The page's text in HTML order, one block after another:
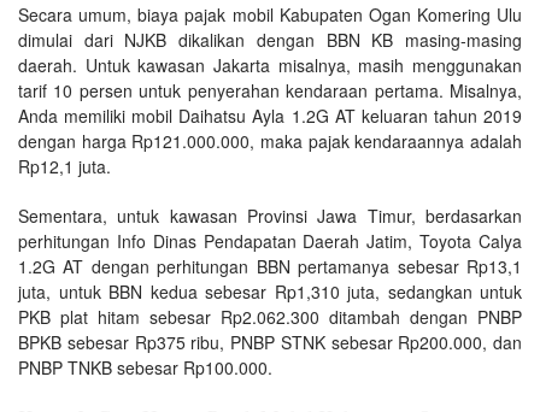
Secara umum, biaya pajak mobil Kabupaten Ogan Komering Ulu
dimulai dari NJKB dikalikan dengan BBN KB masing-masing
daerah. Untuk kawasan Jakarta misalnya, masih menggunakan
tarif 10 persen untuk penyerahan kendaraan pertama. Misalnya,
Anda memiliki mobil Daihatsu Ayla 1.2G AT keluaran tahun 2019
dengan harga Rp121.000.000, maka pajak kendaraannya adalah
Rp12,1 juta.
Sementara, untuk kawasan Provinsi Jawa Timur, berdasarkan
perhitungan Info Dinas Pendapatan Daerah Jatim, Toyota Calya
1.2G AT dengan perhitungan BBN pertamanya sebesar Rp13,1
juta, untuk BBN kedua sebesar Rp1,310 juta, sedangkan untuk
PKB plat hitam sebesar Rp2.062.300 ditambah dengan PNBP
BPKB sebesar Rp375 ribu, PNBP STNK sebesar Rp200.000, dan
PNBP TNKB sebesar Rp100.000.